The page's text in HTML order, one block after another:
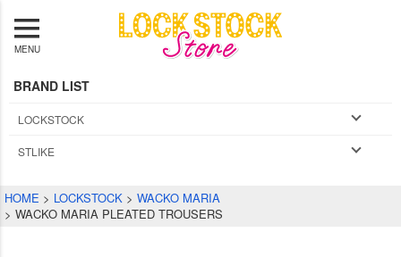
MENU
BRAND LIST
LOCKSTOCK
STLIKE
HOME LOCKSTOCK
WACKO MARIA
WACKO MARIA PLEATED TROUSERS